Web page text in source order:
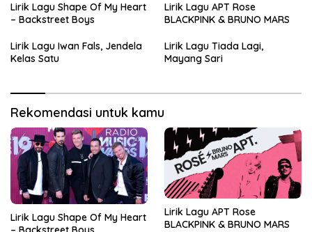
Lirik Lagu Shape Of My Heart
– Backstreet Boys
Lirik Lagu APT Rose
BLACKPINK & BRUNO MARS
Lirik Lagu Iwan Fals, Jendela
Kelas Satu
Lirik Lagu Tiada Lagi,
Mayang Sari
Rekomendasi untuk kamu
Lirik Lagu Shape Of My Heart
Lirik Lagu APT Rose
BLACKPINK & BRUNO MARS